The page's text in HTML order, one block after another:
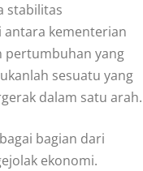
stabilitas
antara kementerian
pertumbuhan yang
sesuatu yang
dalam satu arah.
bagian dari
ekonomi.